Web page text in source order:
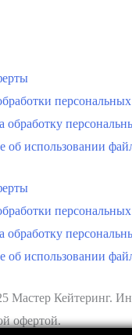
обработку
об использовании
обработку
об использовании
Мастер Кейтеринг.
офертой.